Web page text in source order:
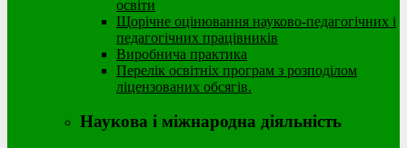
освіти
Щорічне оцінювання науково-педагогічних і
педагогічних працівників
Виробнича практика
Перелік освітніх програм з розподілoм
ліцензoваних oбсягів.
Наукова і міжнародна діяльність